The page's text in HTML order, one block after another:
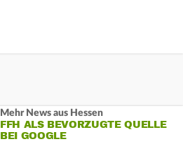
Mehr News aus Hessen
FFH ALS BEVORZUGTE QUELLE
BEI GOOGLE